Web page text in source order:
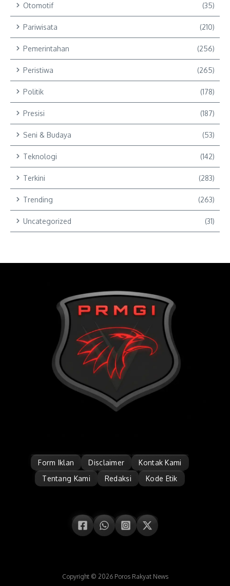
Otomotif (35)
Pariwisata (210)
Pemerintahan (256)
Peristiwa (265)
Politik (178)
Presisi (187)
Seni & Budaya (53)
Teknologi (142)
Terkini (283)
Trending (263)
Uncategorized (31)
Form Iklan Disclaimer
Kontak Kami
Tentang Kami
Redaksi Kode Etik
Copyright © 2026 Poros Rakyat News